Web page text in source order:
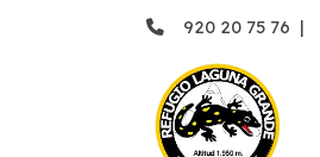
920 20 75 76 |